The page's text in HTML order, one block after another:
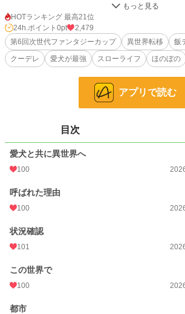
そしてお礼として、近くの都市へと案内される。
フウマはそこで冒険者兼料理人として生活することに
228,589 位 / 228,589 件
更新日時
週間ポイント
月間ポイント
年間ポイント
累計ポイント
HOTランキング 最高21位
24h.ポイント 0pt
2,479
第6回次世代ファンタジーカップ
異世界転移 飯
クーデレ
愛犬が最強 スローライフ ほのぼの
アプリで読む
目次
愛犬と共に異世界へ
100
呼ばれた理由
100
状況確認
101
この世界で
100
都市